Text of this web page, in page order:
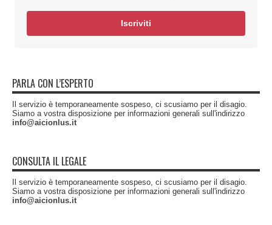
Iscriviti
PARLA CON L’ESPERTO
Il servizio è temporaneamente sospeso, ci scusiamo per il disagio.
Siamo a vostra disposizione per informazioni generali sull'indirizzo
info@aicionlus.it
CONSULTA IL LEGALE
Il servizio è temporaneamente sospeso, ci scusiamo per il disagio.
Siamo a vostra disposizione per informazioni generali sull'indirizzo
info@aicionlus.it